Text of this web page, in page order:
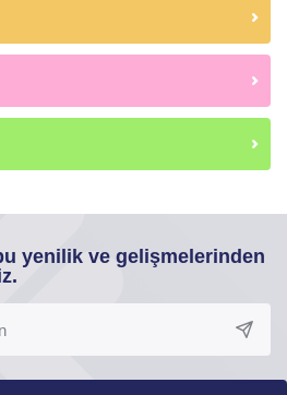
yenilik ve gelişmelerinden